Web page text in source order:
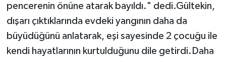
pencerenin önüne atarak bayıldı." dedi.Gültekin,
dışarı çıktıklarında evdeki yangının daha da
büyüdüğünü anlatarak, eşi sayesinde 2 çocuğu ile
kendi hayatlarının kurtulduğunu dile getirdi.Daha